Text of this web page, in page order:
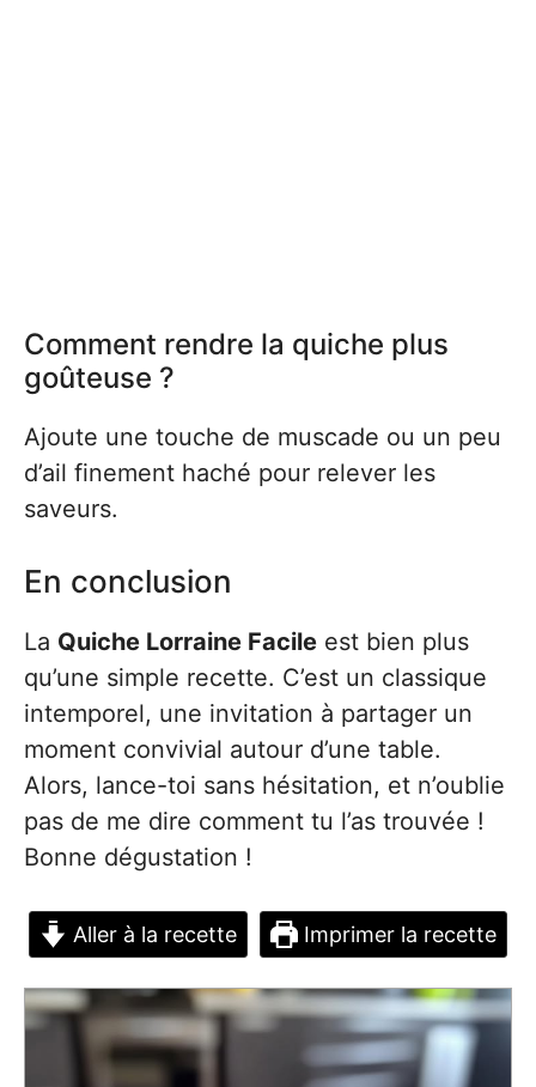
Comment rendre la quiche plus
goûteuse ?
Ajoute une touche de muscade ou un peu
d’ail finement haché pour relever les
saveurs.
En conclusion
La Quiche Lorraine Facile est bien plus
qu’une simple recette. C’est un classique
intemporel, une invitation à partager un
moment convivial autour d’une table.
Alors, lance-toi sans hésitation, et n’oublie
pas de me dire comment tu l’as trouvée !
Bonne dégustation !
Aller à la recette Imprimer la recette